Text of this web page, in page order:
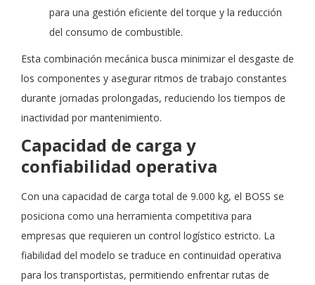
para una gestión eficiente del torque y la reducción
del consumo de combustible.
Esta combinación mecánica busca minimizar el desgaste de
los componentes y asegurar ritmos de trabajo constantes
durante jornadas prolongadas, reduciendo los tiempos de
inactividad por mantenimiento.
Capacidad de carga y
confiabilidad operativa
Con una capacidad de carga total de 9.000 kg, el BOSS se
posiciona como una herramienta competitiva para
empresas que requieren un control logístico estricto. La
fiabilidad del modelo se traduce en continuidad operativa
para los transportistas, permitiendo enfrentar rutas de